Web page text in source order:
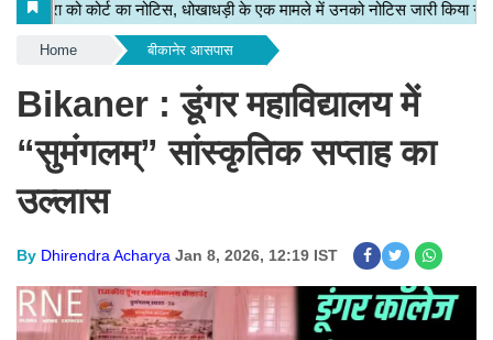
Home बीकानेर आसपास
Bikaner : डूंगर महाविद्यालय में
“सुमंगलम्” सांस्कृतिक सप्ताह का
उल्लास
By Dhirendra Acharya Jan 8, 2026, 12:19 IST